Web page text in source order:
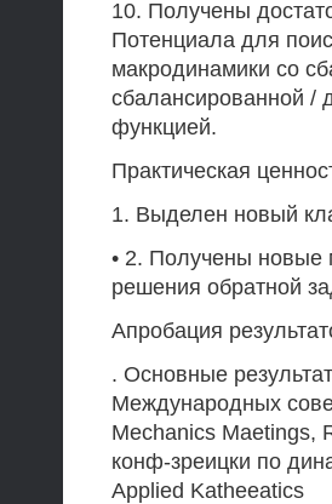
10. Получены
Потенциала для
макродинамики со
сбалансированной /
функцией.
Практическая
1. Выделен новый
• 2. Получены новые
решения обратной
Апробация
. Основные
Международных
Mechanics Maetings,
конф-зреицки по
Applied Katheeatics